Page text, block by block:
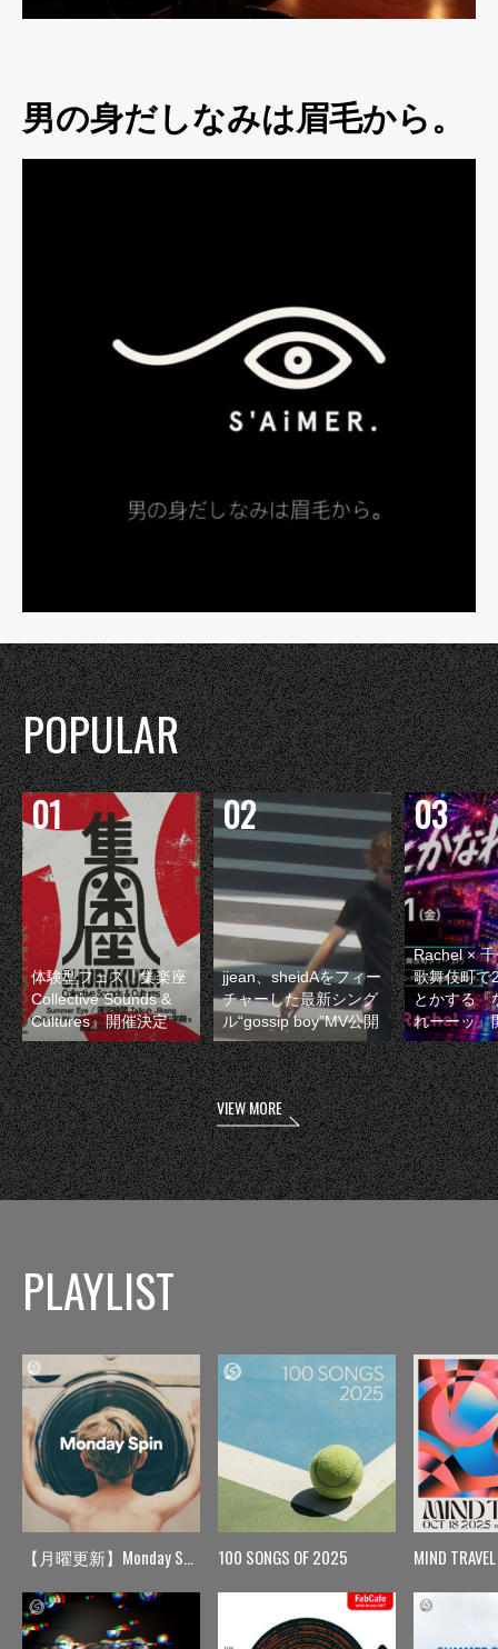
男の身だしなみは眉毛から。
POPULAR
体験型フェス『集楽座
Collective Sounds &
Cultures』開催決定
jjean、sheidAをフィー
チャーした最新シング
ル“gossip boy”MV公開
Rachel ×
歌舞伎町で
とかする『
れーーッ』
VIEW MORE
PLAYLIST
【月曜更新】Monday Spin 100 SONGS OF 2025 MIND TRAVEL